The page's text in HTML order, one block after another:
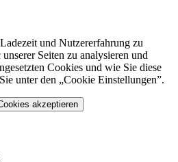
und Nutzererfahrung zu
Seiten zu analysieren und
Cookies und wie Sie diese
unter den „Cookie Einstellungen”.
akzeptieren